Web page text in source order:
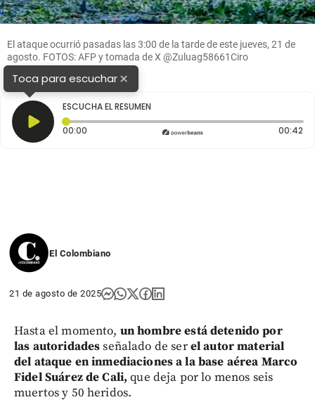
El ataque ocurrió pasadas las 3:00 de la tarde de este jueves, 21 de
agosto. FOTOS: AFP y tomada de X @Zuluag58661Ciro
Toca para escuchar×
ESCUCHA EL RESUMEN
00:00 Tiempo transcurrido: 0 segundos 00:42
El Colombiano
21 de agosto de 2025
Hasta el momento, un hombre está detenido por
las autoridadesseñalado de serel autor material
del ataque en inmediaciones a la base aérea Marco
Fidel Suárez de Cali, que deja por lo menos seis
muertos y 50 heridos.